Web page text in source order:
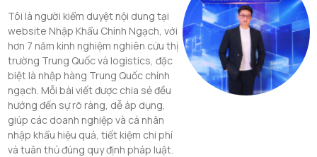
Tôi là người kiểm duyệt nội dung tại
website Nhập Khẩu Chính Ngạch, với
hơn 7 năm kinh nghiệm nghiên cứu thị
trường Trung Quốc và logistics, đặc
biệt là nhập hàng Trung Quốc chính
ngạch. Mỗi bài viết được chia sẻ đều
hướng đến sự rõ ràng, dễ áp dụng,
giúp các doanh nghiệp và cá nhân
nhập khẩu hiệu quả, tiết kiệm chi phí
và tuân thủ đúng quy định pháp luật.